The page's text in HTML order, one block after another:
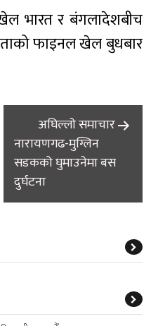
भारत र बंगलादेशबीच
फाइनल खेल बुधबार
अघिल्लाे समाचार
नारायणगढ-मुग्लिन
सडकको घुमाउनेमा बस
दुर्घटना